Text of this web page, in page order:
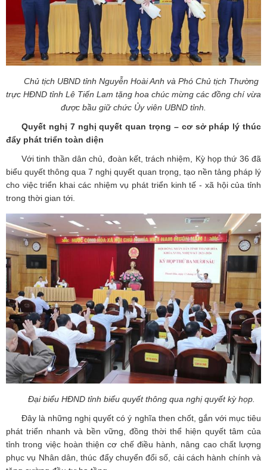
Chủ tịch UBND tỉnh Nguyễn Hoài Anh và Phó Chủ tịch Thường
trực HĐND tỉnh Lê Tiến Lam tặng hoa chúc mừng các đồng chí vừa
được bầu giữ chức Ủy viên UBND tỉnh.
Quyết nghị 7 nghị quyết quan trọng – cơ sở pháp lý thúc
đẩy phát triển toàn diện
Với tinh thần dân chủ, đoàn kết, trách nhiệm, Kỳ họp thứ 36 đã
biểu quyết thông qua 7 nghị quyết quan trọng, tạo nền tảng pháp lý
cho việc triển khai các nhiệm vụ phát triển kinh tế - xã hội của tỉnh
trong thời gian tới.
Đại biểu HĐND tỉnh biểu quyết thông qua nghị quyết kỳ họp.
Đây là những nghị quyết có ý nghĩa then chốt, gắn với mục tiêu
phát triển nhanh và bền vững, đồng thời thể hiện quyết tâm của
tỉnh trong việc hoàn thiện cơ chế điều hành, nâng cao chất lượng
phục vụ Nhân dân, thúc đẩy chuyển đổi số, cải cách hành chính và